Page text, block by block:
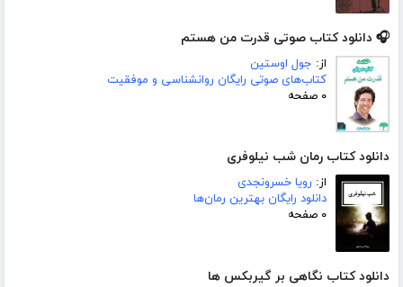
🎧 دانلود کتاب صوتی قدرت من هستم
از: جول اوستین
کتاب‌های صوتی رایگان روانشناسی و موفقیت
۰ صفحه
دانلود کتاب رمان شب نیلوفری
از: رویا خسرونجدی
دانلود رایگان بهترین رمان‌ها
۰ صفحه
دانلود کتاب نگاهی بر گیربکس ها